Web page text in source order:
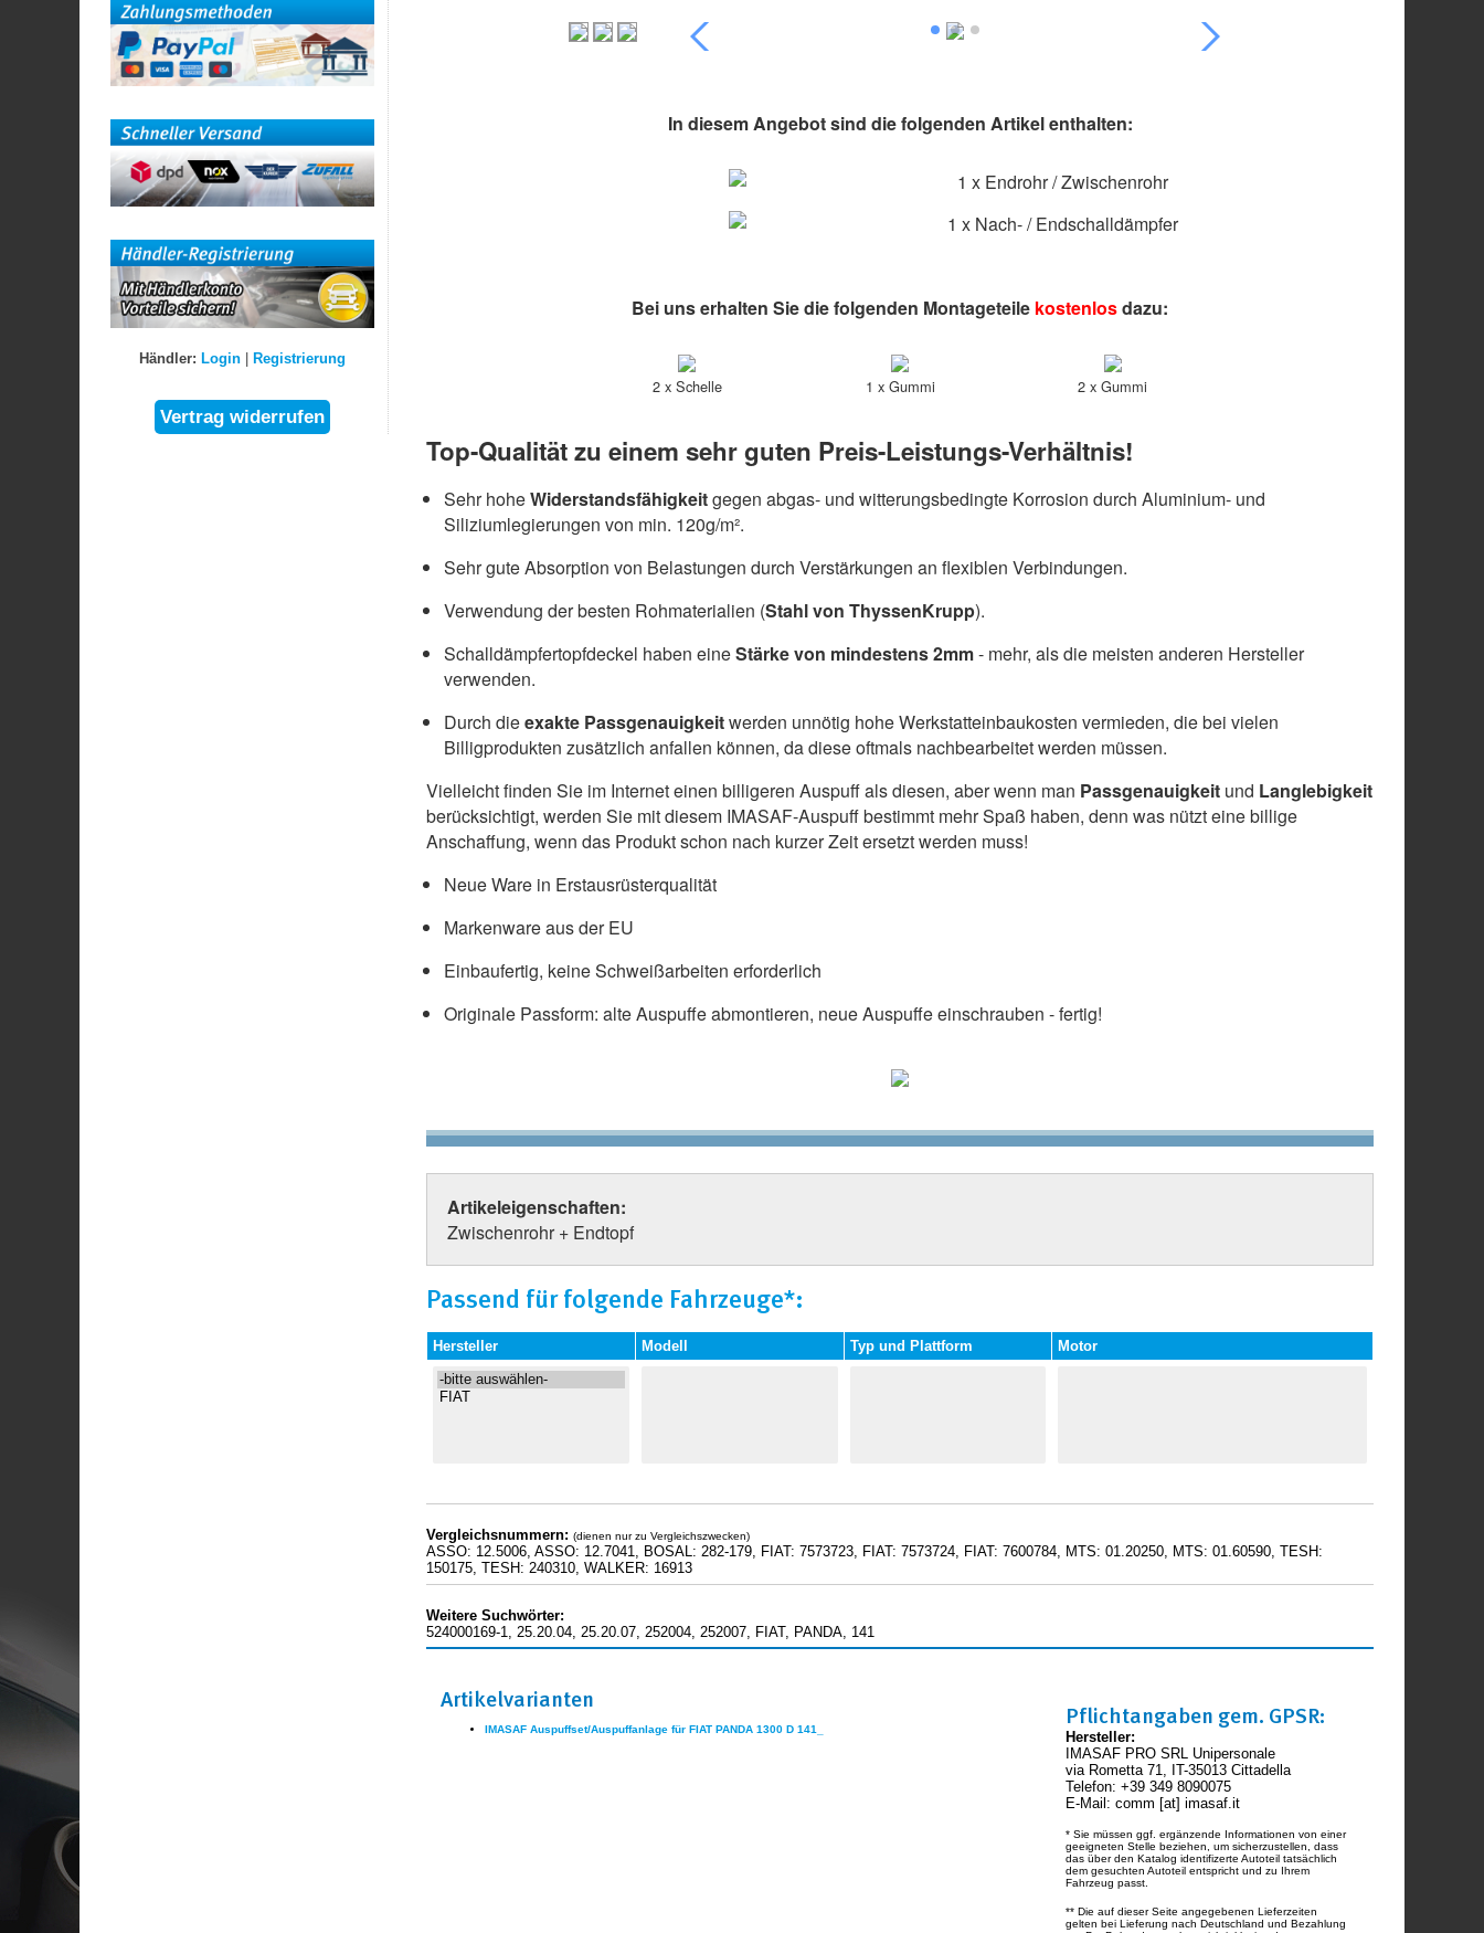
In diesem Angebot sind die folgenden Artikel enthalten:
1 x Endrohr / Zwischenrohr
1 x Nach- / Endschalldämpfer
Bei uns erhalten Sie die folgenden Montageteile kostenlosdazu:
2 x Schelle 1 x Gummi 2 x Gummi
Top-Qualität zu einem sehr guten Preis-Leistungs-Verhältnis!
Sehr hoheWiderstandsfähigkeitgegen abgas- und witterungsbedingte Korrosion durch Aluminium- und
Siliziumlegierungen von min. 120g/m².
Sehr gute Absorption von Belastungen durch Verstärkungen an flexiblen Verbindungen.
Verwendung der besten Rohmaterialien (Stahl von ThyssenKrupp).
Schalldämpfertopfdeckel haben eineStärke von mindestens 2mm- mehr, als die meisten anderen Hersteller
verwenden.
Durch dieexakte Passgenauigkeitwerden unnötig hohe Werkstatteinbaukosten vermieden, die bei vielen
Billigprodukten zusätzlich anfallen können, da diese oftmals nachbearbeitet werden müssen.
Vielleicht finden Sie im Internet einen billigeren Auspuff als diesen, aber wenn man Passgenauigkeit und Langlebigkeit
berücksichtigt, werden Sie mit diesem IMASAF-Auspuff bestimmt mehr Spaß haben, denn was nützt eine billige
Anschaffung, wenn das Produkt schon nach kurzer Zeit ersetzt werden muss!
Neue Ware in Erstausrüsterqualität
Markenware aus der EU
Einbaufertig, keine Schweißarbeiten erforderlich
Originale Passform: alte Auspuffe abmontieren, neue Auspuffe einschrauben - fertig!
Artikeleigenschaften:
Zwischenrohr + Endtopf
Passend für folgende Fahrzeuge*:
Hersteller Modell Typ und Plattform Motor
Vergleichsnummern: (dienen nur zu Vergleichszwecken)
ASSO: 12.5006, ASSO: 12.7041, BOSAL: 282-179, FIAT: 7573723, FIAT: 7573724, FIAT: 7600784, MTS: 01.20250, MTS: 01.60590, TESH:
150175, TESH: 240310, WALKER: 16913
Weitere Suchwörter:
524000169-1, 25.20.04, 25.20.07, 252004, 252007, FIAT, PANDA, 141
Artikelvarianten
IMASAF Auspuffset/Auspuffanlage für FIAT PANDA 1300 D 141_
Pflichtangaben gem. GPSR:
Hersteller:
IMASAF PRO SRL Unipersonale
via Rometta 71, IT-35013 Cittadella
Telefon: +39 349 8090075
E-Mail: comm [at] imasaf.it
* Sie müssen ggf. ergänzende Informationen von einer
geeigneten Stelle beziehen, um sicherzustellen, dass
das über den Katalog identifizerte Autoteil tatsächlich
dem gesuchten Autoteil entspricht und zu Ihrem
Fahrzeug passt.
** Die auf dieser Seite angegebenen Lieferzeiten
gelten bei Lieferung nach Deutschland und Bezahlung
Händler: Login| Registrierung